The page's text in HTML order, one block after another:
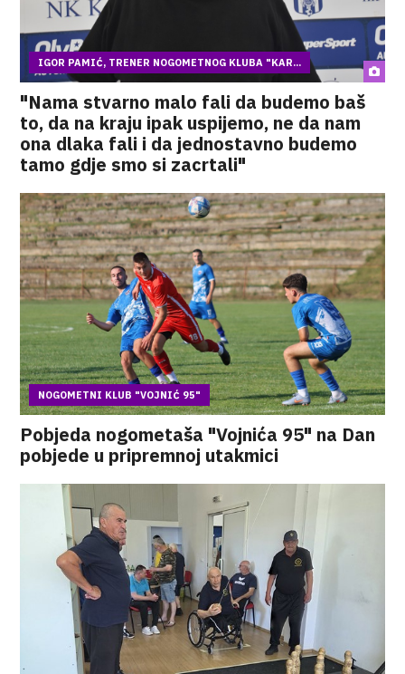
IGOR PAMIĆ, TRENER NOGOMETNOG KLUBA "KAR...
"Nama stvarno malo fali da budemo baš
to, da na kraju ipak uspijemo, ne da nam
ona dlaka fali i da jednostavno budemo
tamo gdje smo si zacrtali"
NOGOMETNI KLUB "VOJNIĆ 95"
Pobjeda nogometaša "Vojnića 95" na Dan
pobjede u pripremnoj utakmici